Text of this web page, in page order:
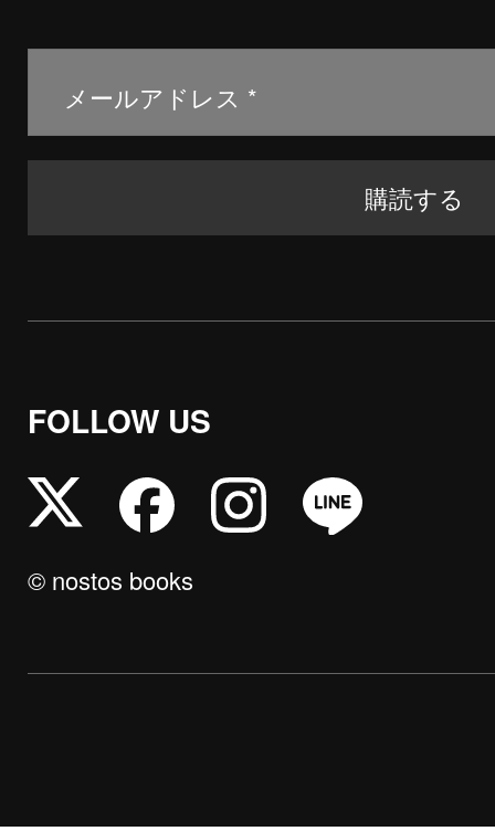
FOLLOW US
© nostos books